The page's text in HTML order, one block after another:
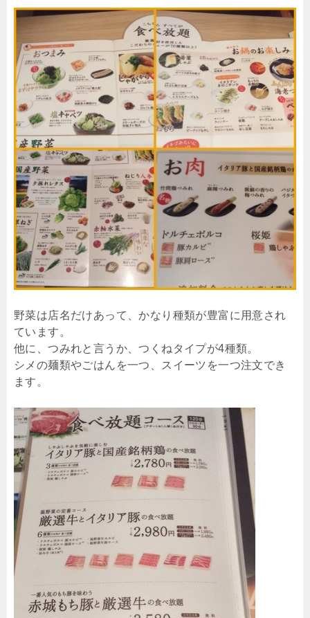
野菜は店名だけあって、かなり種類が豊富に用意され
ています。
他に、つみれと言うか、つくねタイプが4種類。
シメの麺類やごはんを一つ、スイーツを一つ注文でき
ます。